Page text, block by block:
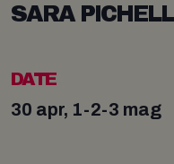
SARA
DATE
30 apr, 1-2-3 mag